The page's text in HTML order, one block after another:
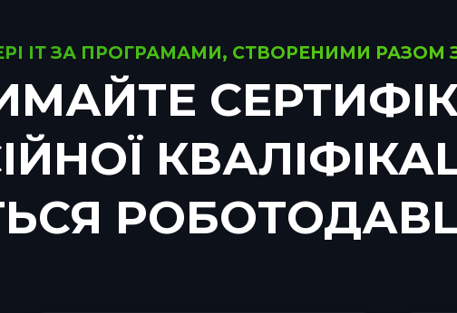
ІТ ЗА ПРОГРАМАМИ, СТВОРЕНИМИ